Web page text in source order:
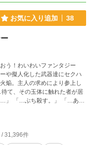
お気に入り追加 38
う！わいわいファンタジー
や擬人化した武器達にセクハ
て、その玉体に触れた者が居
…」 「…ぶち殺す。」 「…あわ
ズ様より転載
/ 31,396件